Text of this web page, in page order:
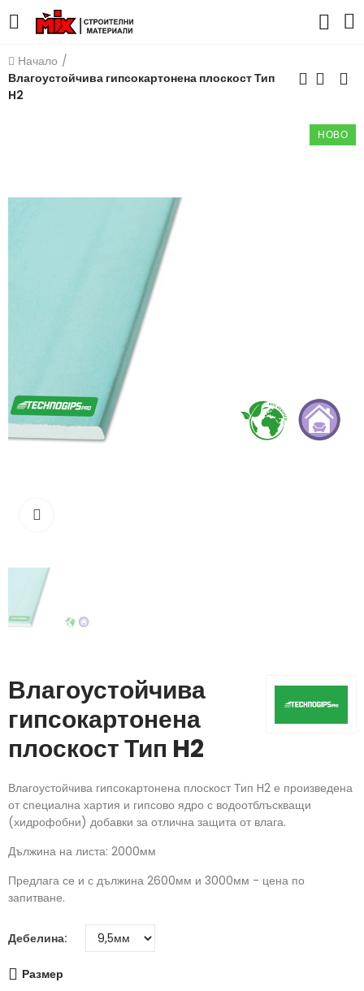
Начало
Влагоустойчива гипсокартонена плоскост Тип
H2
НОВО
Влагоустойчива
гипсокартонена
плоскост Тип H2
Влагоустойчива гипсокартонена плоскост Тип H2 е произведена
от специална хартия и гипсово ядро с водоотблъскващи
(хидрофобни) добавки за отлична защита от влага.
Дължина на листа: 2000мм
Предлага се и с дължина 2600мм и 3000мм - цена по
запитване.
Дебелина
Размер